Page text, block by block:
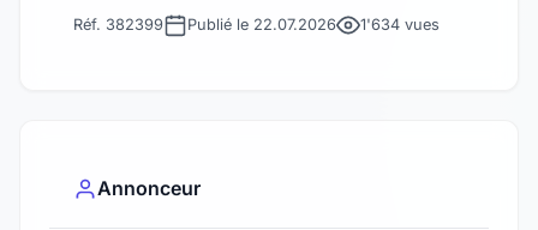
Réf. 382399 Publié le 22.07.2026 1'634 vues
Annonceur